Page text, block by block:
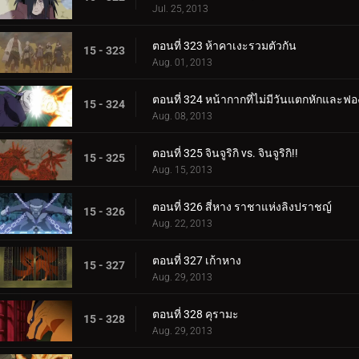
Jul. 25, 2013
15 - 323 ตอนที่ 323 ห้าคาเงะรวมตัวกัน
Aug. 01, 2013
15 - 324 ตอนที่ 324 หน้ากากที่ไม่มีวันแตกหักและฟ
Aug. 08, 2013
15 - 325 ตอนที่ 325 จินจูริกิ vs. จินจูริกิ!!
Aug. 15, 2013
15 - 326 ตอนที่ 326 สี่หาง ราชาแห่งลิงปราชญ์
Aug. 22, 2013
15 - 327 ตอนที่ 327 เก้าหาง
Aug. 29, 2013
15 - 328 ตอนที่ 328 คุรามะ
Aug. 29, 2013